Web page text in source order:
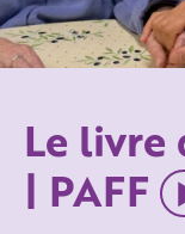
Le livre
| PAFF